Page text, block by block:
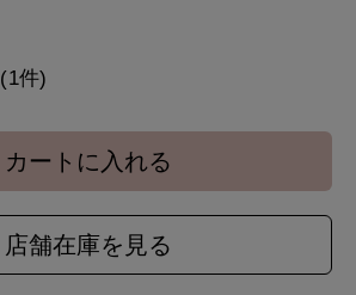
(1件)
カートに入れる
店舗在庫を見る